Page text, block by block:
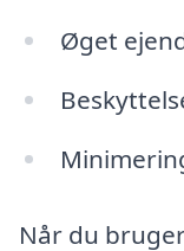
Øget
Når du